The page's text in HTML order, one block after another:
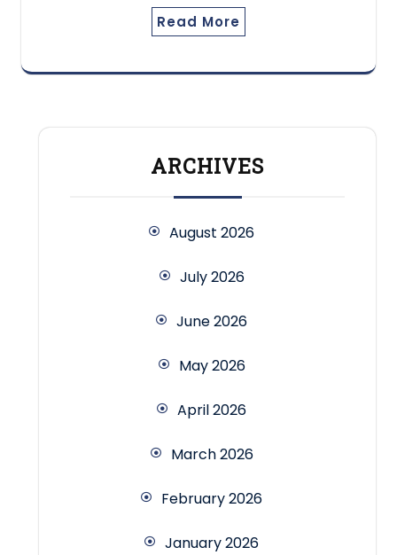
Read More
ARCHIVES
August 2026
July 2026
June 2026
May 2026
April 2026
March 2026
February 2026
January 2026